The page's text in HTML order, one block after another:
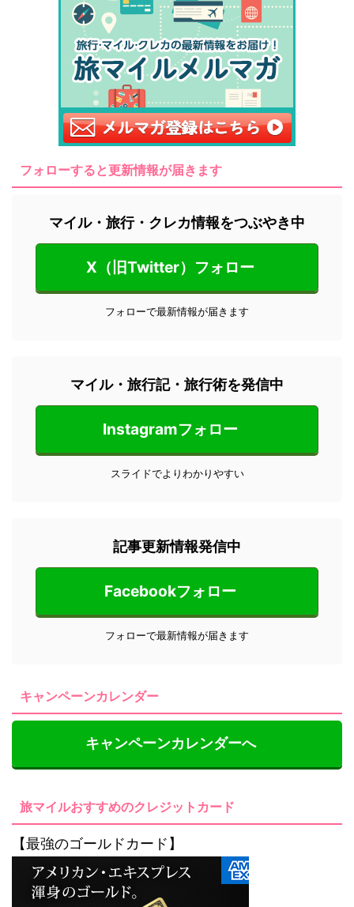
フォローすると更新情報が届きます
マイル・旅行・クレカ情報をつぶやき中
X（旧Twitter）フォロー
フォローで最新情報が届きます
マイル・旅行記・旅行術を発信中
Instagramフォロー
スライドでよりわかりやすい
記事更新情報発信中
Facebookフォロー
フォローで最新情報が届きます
キャンペーンカレンダー
キャンペーンカレンダーへ
旅マイルおすすめのクレジットカード
【最強のゴールドカード】